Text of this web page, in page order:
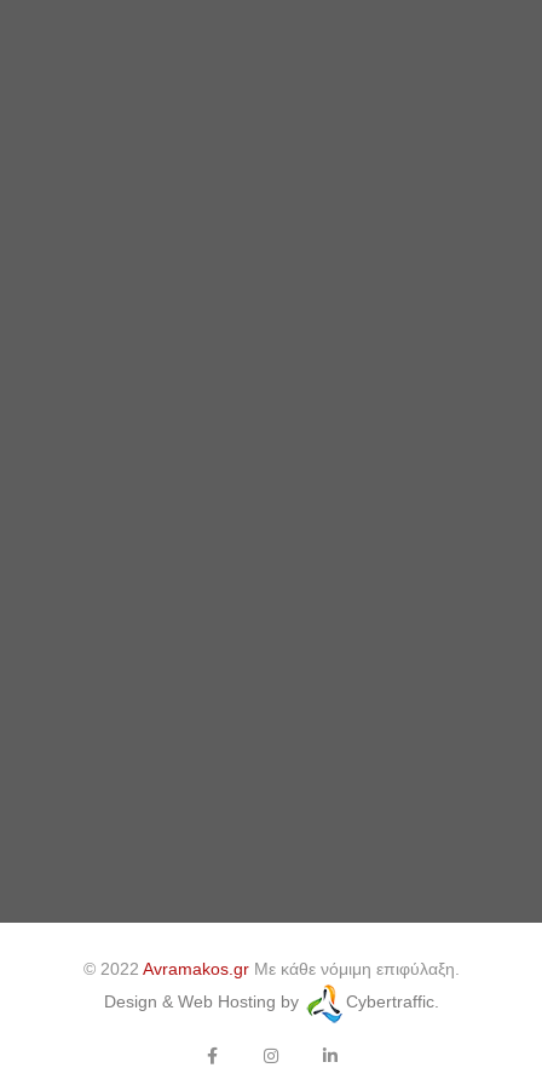
© 2022 Avramakos.grΜε κάθε νόμιμη επιφύλαξη.
Design & Web Hosting by
Cybertraffic.